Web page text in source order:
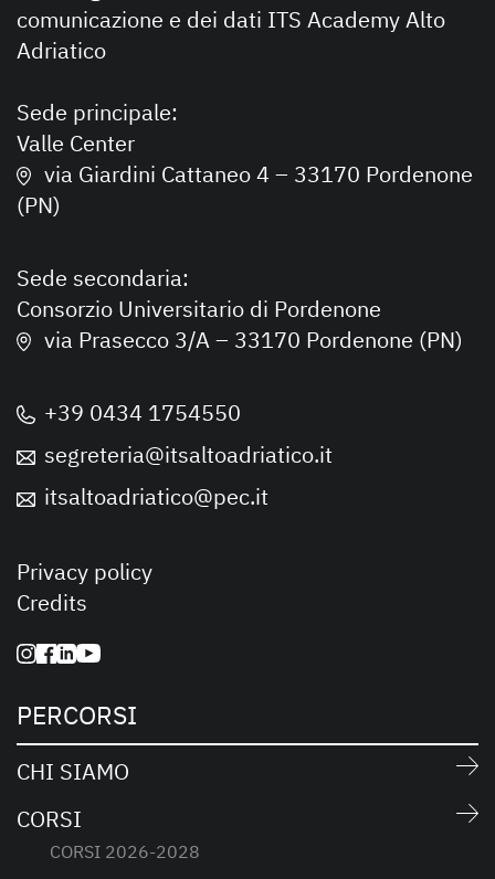
comunicazione e dei dati ITS Academy Alto
Adriatico
Sede principale:
Valle Center
via Giardini Cattaneo 4 – 33170 Pordenone
(PN)
Sede secondaria:
Consorzio Universitario di Pordenone
via Prasecco 3/A – 33170 Pordenone (PN)
+39 0434 1754550
segreteria@itsaltoadriatico.it
itsaltoadriatico@pec.it
Privacy policy
Credits
PERCORSI
CHI SIAMO
CORSI
CORSI 2026-2028